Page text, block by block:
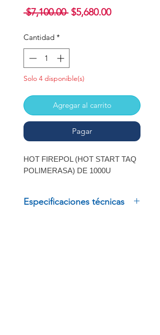
$7,100.00 Precio
$5,680.00Precio
Cantidad *
Solo 4 disponible(s)
Agregar al carrito
Pagar
HOT FIREPOL (HOT START TAQ
POLIMERASA) DE 1000U
Especificaciones técnicas